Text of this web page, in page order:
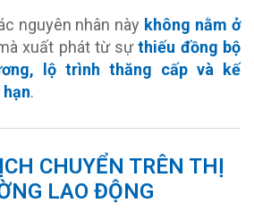
nguyên nhân này không nằm ở
xuất phát từ sựthiếu đồng bộ
lộ trình thăng cấp và kế
.
CHUYỂN TRÊN THỊ
LAO ĐỘNG